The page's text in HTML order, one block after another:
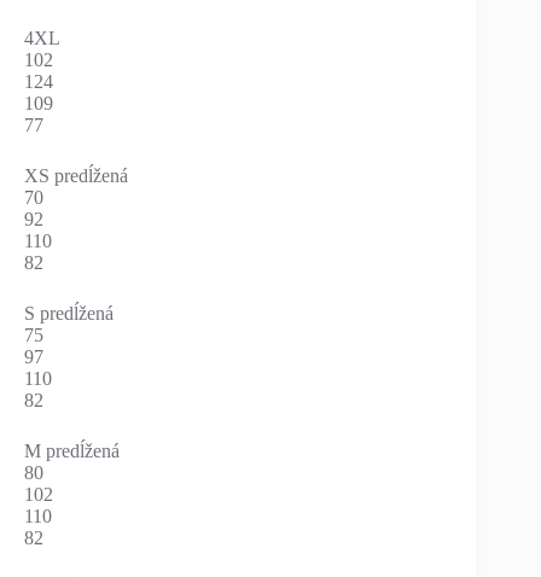
4XL
102
124
109
77
XS predĺžená
70
92
110
82
S predĺžená
75
97
110
82
M predĺžená
80
102
110
82